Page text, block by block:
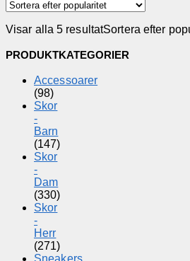
Visar alla 5 resultatSortera efter
PRODUKTKATEGORIER
Accessoarer
(98)
Skor
-
Barn
(147)
Skor
-
Dam
(330)
Skor
-
Herr
(271)
Sneakers